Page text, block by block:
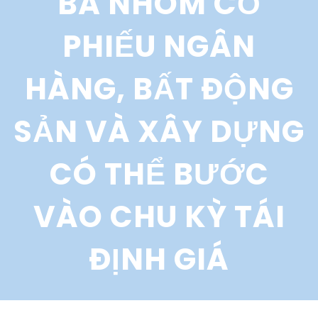
PHIẾU NGÂN
HÀNG, BẤT ĐỘNG
SẢN VÀ XÂY DỰNG
CÓ THỂ BƯỚC
VÀO CHU KỲ TÁI
ĐỊNH GIÁ